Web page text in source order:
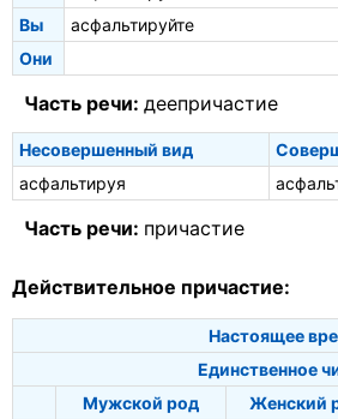
Вы
асфальтируйте
Они
Часть речи: деепричастие
Несовершенный вид
асфальтируя
Часть речи: причастие
Действительное причастие:
Настоящее
Единственное
Мужской род
Женский